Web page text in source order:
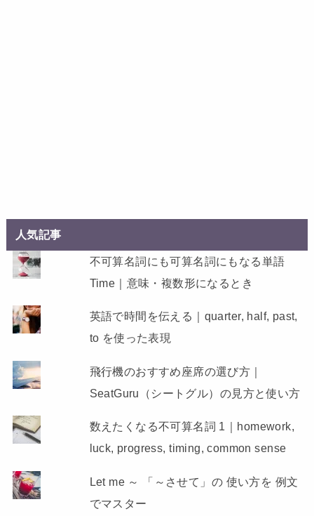
人気記事
不可算名詞にも可算名詞にもなる単語
Time｜意味・複数形になるとき
英語で時間を伝える｜quarter, half, past,
to を使った表現
飛行機のおすすめ座席の選び方｜
SeatGuru（シートグル）の見方と使い方
数えたくなる不可算名詞 1｜homework,
luck, progress, timing, common sense
Let me ～ 「～させて」の 使い方を 例文
でマスター